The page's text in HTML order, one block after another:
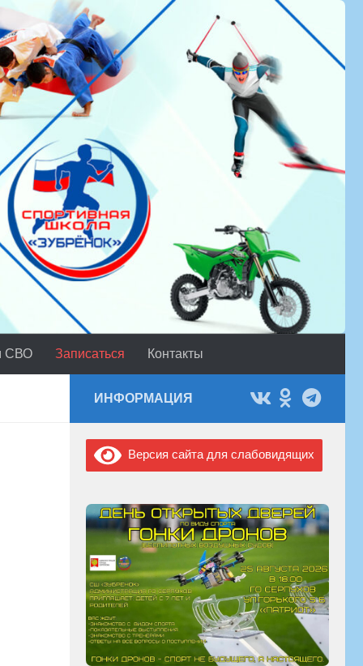
СВО Записаться Контакты
ИНФОРМАЦИЯ
Версия сайта для слабовидящих